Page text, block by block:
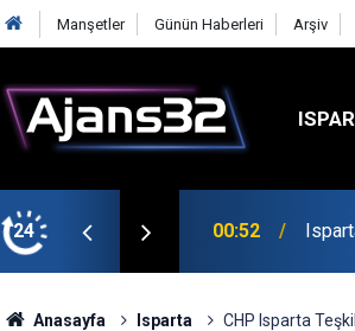
Manşetler Günün Haberleri Arşiv
24 21:34
Anasayfa Isparta CHP Isparta